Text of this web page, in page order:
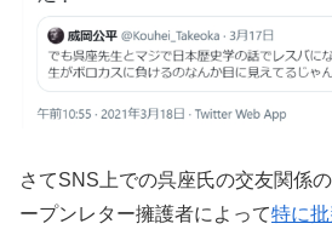
さてSNS上での呉座氏の交友関係
ープンレター擁護者によって特に